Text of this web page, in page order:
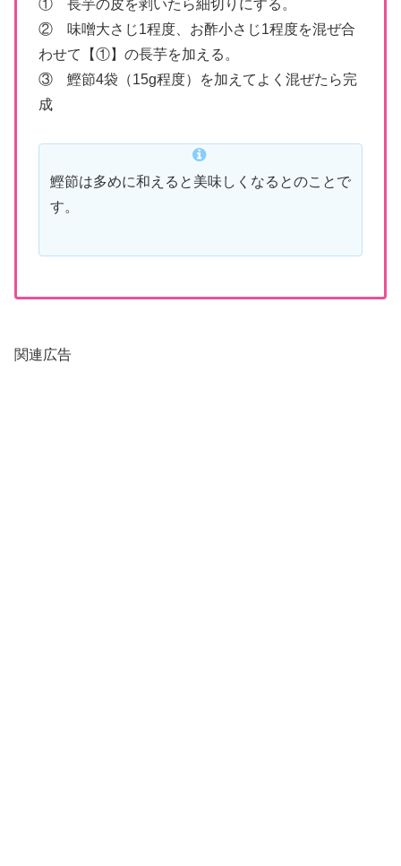
① 長芋の皮を剥いたら細切りにする。
② 味噌大さじ1程度、お酢小さじ1程度を混ぜ合
わせて【①】の長芋を加える。
③ 鰹節4袋（15g程度）を加えてよく混ぜたら完
成
鰹節は多めに和えると美味しくなるとのことで
す。
関連広告